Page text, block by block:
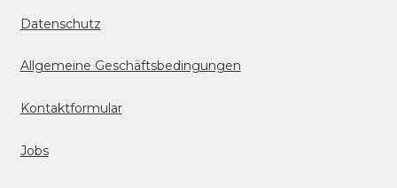
Datenschutz
Allgemeine Geschäftsbedingungen
Kontaktformular
Jobs